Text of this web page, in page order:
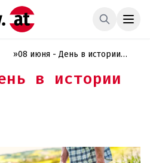
»08 июня - День в истории
в истории